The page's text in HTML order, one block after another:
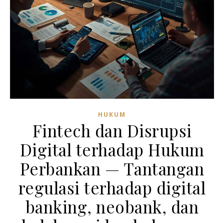
HUKUM
Fintech dan Disrupsi
Digital terhadap Hukum
Perbankan — Tantangan
regulasi terhadap digital
banking, neobank, dan